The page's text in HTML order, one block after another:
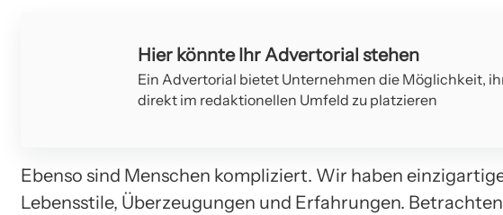
Hier könnte Ihr Advertorial stehen
Ein Advertorial bietet Unternehmen die Möglichkeit,
direkt im redaktionellen Umfeld zu platzieren
Ebenso sind Menschen kompliziert. Wir haben
Lebensstile, Überzeugungen und Erfahrungen.